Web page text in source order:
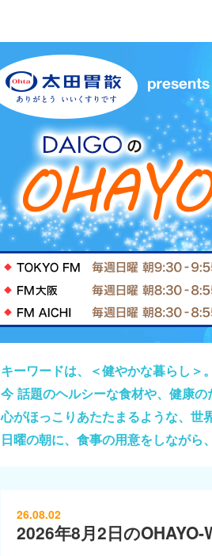
キーワードは、＜健やかな暮らし＞。
今 話題のヘルシーな食材や、健康
心がほっこりあたたまるような、世
日曜の朝に、食事の用意をしながら
26.08.02
2026年8月2日のOHAYO-